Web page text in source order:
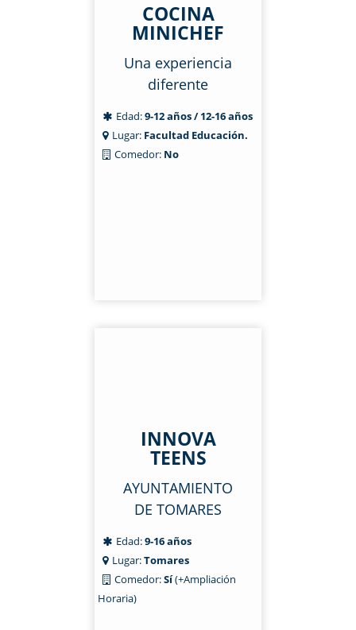
COCINA
MINICHEF
Una experiencia
diferente
Edad:9-12 años / 12-16 años
Lugar: Facultad Educación.
Comedor: No
INNOVA
TEENS
AYUNTAMIENTO
DE TOMARES
Edad:9-16 años
Lugar:Tomares
Comedor:Sí(+Ampliación
Horaria)